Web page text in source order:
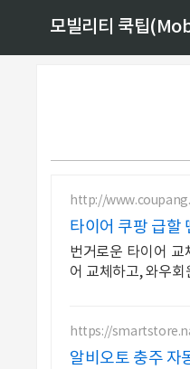
모빌리티 쿡팁
http://
타이어 쿠팡 급할
번거로운 타이어 교
어 교체하고, 와우
https://
알비오토 충주 자